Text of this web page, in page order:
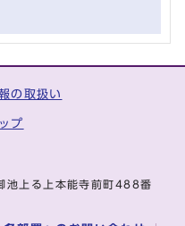
の取扱い
プ
上る上本能寺前町488番